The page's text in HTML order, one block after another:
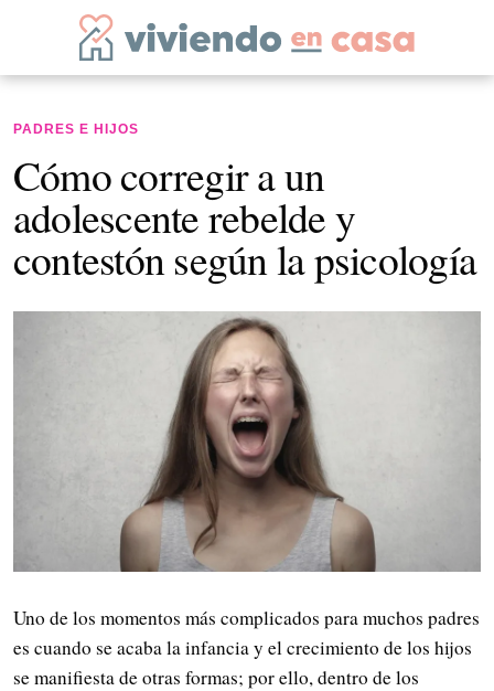
PADRES E HIJOS
Cómo corregir a un
adolescente rebelde y
contestón según la psicología
Uno de los momentos más complicados para muchos padres
es cuando se acaba la infancia y el crecimiento de los hijos
se manifiesta de otras formas; por ello, dentro de los